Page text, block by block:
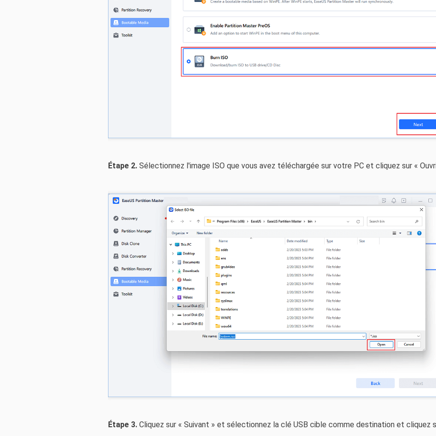
Étape 2. Sélectionnez l'image ISO que vous avez téléchargée sur votre PC et cliquez sur «
Étape 3. Cliquez sur « Suivant » et sélectionnez la clé USB cible comme destination et cliquez